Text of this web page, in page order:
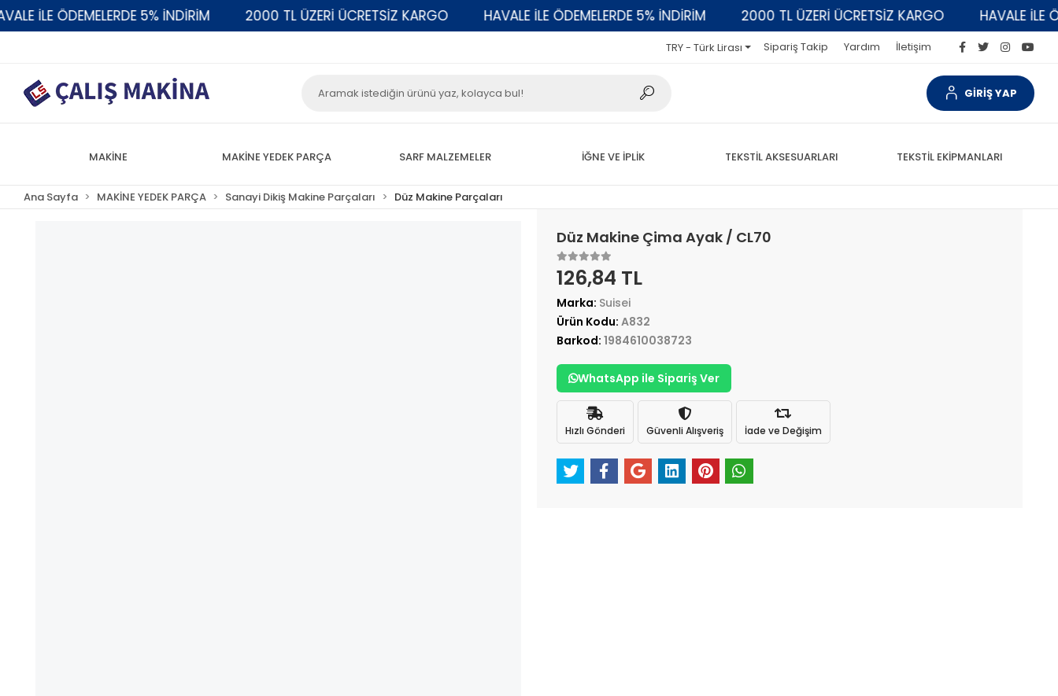
İLE ÖDEMELERDE 5% İNDİRİM 2000 TL ÜZERİ ÜCRETSİZ KARGO HAVALE İLE ÖDEMELERDE 5% İNDİRİM 2000 TL ÜZERİ ÜCRETSİZ KARGO HAVALE İLE
TRY - Türk Lirası Sipariş Takip Yardım İletişim
GİRİŞ YAP
MAKİNE MAKİNE YEDEK PARÇA SARF MALZEMELER İĞNE VE İPLİK TEKSTİL AKSESUARLARI TEKSTİL EKİPMANLARI
Ana Sayfa MAKİNE YEDEK PARÇA Sanayi Dikiş Makine Parçaları Düz Makine Parçaları
Düz Makine Çima Ayak / CL70
126,84 TL
Marka: Suisei
Ürün Kodu: A832
Barkod: 1984610038723
WhatsApp ile Sipariş Ver
Hızlı Gönderi Güvenli Alışveriş İade ve Değişim